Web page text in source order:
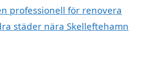
professionell för renovera
städer nära Skelleftehamn